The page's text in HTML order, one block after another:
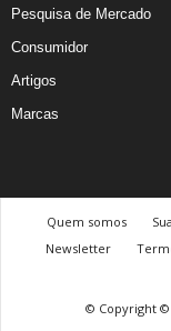
Pesquisa de Mercado
Consumidor
Artigos
Marcas
Quem somos
Newsletter
© Copyright ©